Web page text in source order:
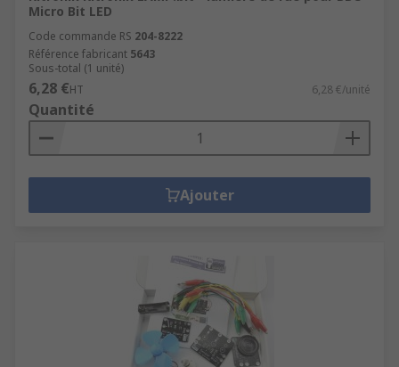
Micro Bit LED
Code commande RS 204-8222
Référence fabricant 5643
Sous-total (1 unité)
6,28 €HT 6,28 €/unité
Quantité
Ajouter